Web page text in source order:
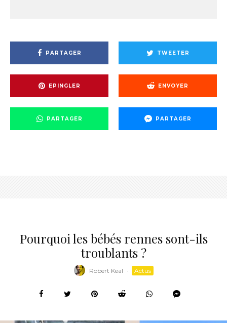
PARTAGER TWEETER
EPINGLER ENVOYER
PARTAGER PARTAGER
Pourquoi les bébés rennes sont-ils
troublants ?
Robert Keal · Actus